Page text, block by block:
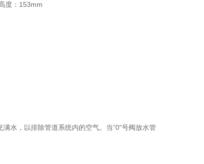
度：153mm
水，以排除管道系统内的空气。当“0"号阀放水管